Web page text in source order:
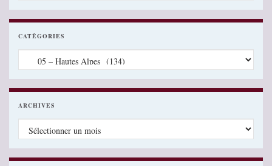
CATÉGORIES
Catégories
ARCHIVES
Archives